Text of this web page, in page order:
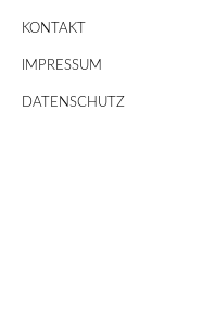
KONTAKT
IMPRESSUM
DATENSCHUTZ